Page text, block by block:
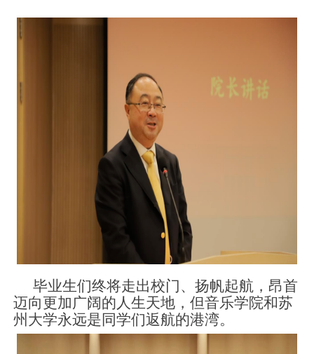
毕业生们终将走出校门、扬帆起航，昂首
迈向更加广阔的人生天地，但音乐学院和苏
州大学永远是同学们返航的港湾。